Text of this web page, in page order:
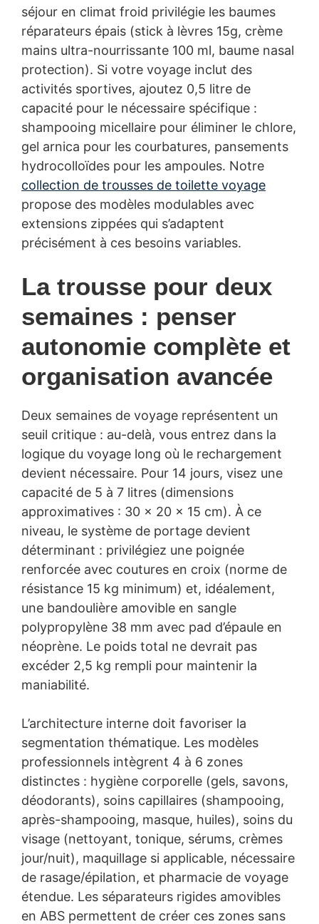
séjour en climat froid privilégie les baumes
réparateurs épais (stick à lèvres 15g, crème
mains ultra-nourrissante 100 ml, baume nasal
protection). Si votre voyage inclut des
activités sportives, ajoutez 0,5 litre de
capacité pour le nécessaire spécifique :
shampooing micellaire pour éliminer le chlore,
gel arnica pour les courbatures, pansements
hydrocolloïdes pour les ampoules. Notre
collection de trousses de toilette voyage
propose des modèles modulables avec
extensions zippées qui s’adaptent
précisément à ces besoins variables.
La trousse pour deux
semaines : penser
autonomie complète et
organisation avancée
Deux semaines de voyage représentent un
seuil critique : au-delà, vous entrez dans la
logique du voyage long où le rechargement
devient nécessaire. Pour 14 jours, visez une
capacité de 5 à 7 litres (dimensions
approximatives : 30 × 20 × 15 cm). À ce
niveau, le système de portage devient
déterminant : privilégiez une poignée
renforcée avec coutures en croix (norme de
résistance 15 kg minimum) et, idéalement,
une bandoulière amovible en sangle
polypropylène 38 mm avec pad d’épaule en
néoprène. Le poids total ne devrait pas
excéder 2,5 kg rempli pour maintenir la
maniabilité.
L’architecture interne doit favoriser la
segmentation thématique. Les modèles
professionnels intègrent 4 à 6 zones
distinctes : hygiène corporelle (gels, savons,
déodorants), soins capillaires (shampooing,
après-shampooing, masque, huiles), soins du
visage (nettoyant, tonique, sérums, crèmes
jour/nuit), maquillage si applicable, nécessaire
de rasage/épilation, et pharmacie de voyage
étendue. Les séparateurs rigides amovibles
en ABS permettent de créer ces zones sans